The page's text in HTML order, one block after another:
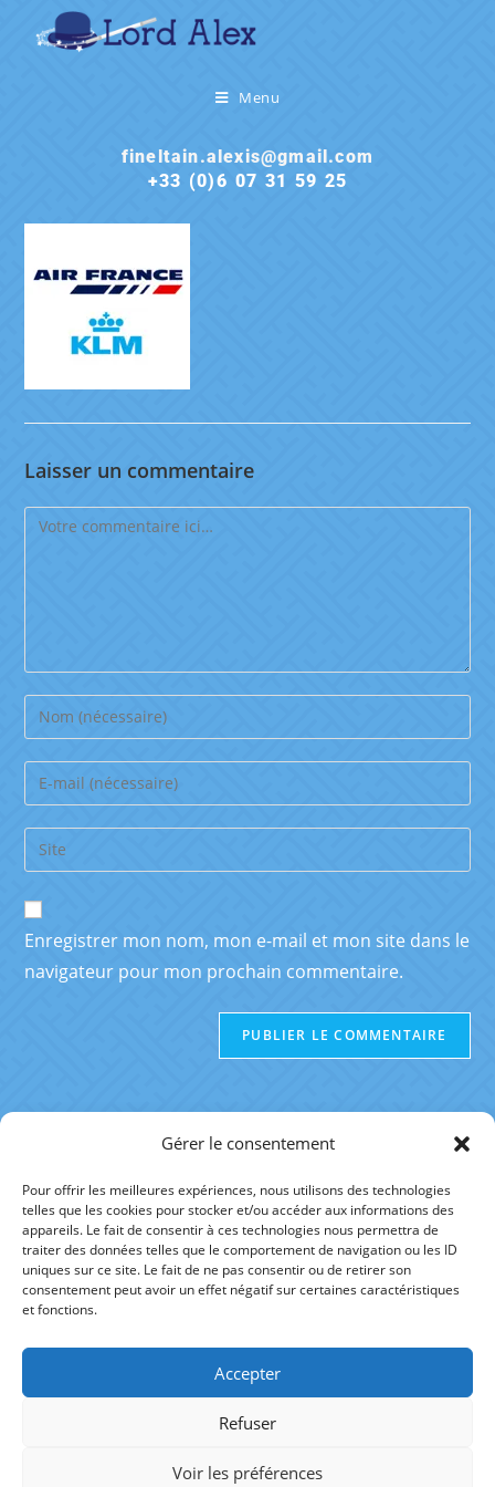
Gérer le consentement
Pour offrir les meilleures expériences, nous utilisons des technologies
telles que les cookies pour stocker et/ou accéder aux informations des
appareils. Le fait de consentir à ces technologies nous permettra de
traiter des données telles que le comportement de navigation ou les ID
uniques sur ce site. Le fait de ne pas consentir ou de retirer son
consentement peut avoir un effet négatif sur certaines caractéristiques
et fonctions.
Accepter
Refuser
Voir les préférences
Menu
fineltain.alexis@gmail.com
+33 (0)6 07 31 59 25
Laisser un commentaire
Enregistrer mon nom, mon e-mail et mon site dans le
navigateur pour mon prochain commentaire.
RÉFÉRENCES
AUTRE SITE
fineltain.alexis@gmail.com